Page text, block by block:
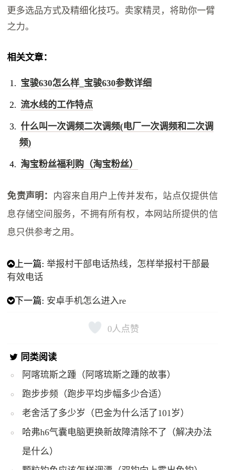
更多选品方式及精细化技巧。卖家精灵，将助你一臂
之力。
相关文章：
宝骏630怎么样_宝骏630参数详细
流水线的工作特点
什么叫一次调频二次调频(电厂一次调频和二次调
频)
淘宝粉丝福利购（淘宝粉丝）
免责声明： 内容来自用户上传并发布，站点仅提供信
息存储空间服务，不拥有所有权，本网站所提供的信
息只供参考之用。
上一篇:举报村干部电话热线，怎样举报村干部最
有效电话
下一篇: 安卓手机怎么进入re
0 人点赞
同类阅读
阿喀琉斯之踵（阿喀琉斯之踵的故事）
跑步步频（跑步平均步幅多少合适）
老舍活了多少岁（巴金为什么活了101岁）
哈弗h6气囊电脑更换新故障清除不了（解决办法
是什么）